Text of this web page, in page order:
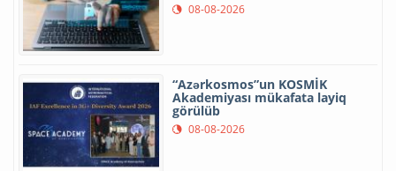
08-08-2026
“Azərkosmos”un KOSMİK
Akademiyası mükafata layiq
görülüb
08-08-2026